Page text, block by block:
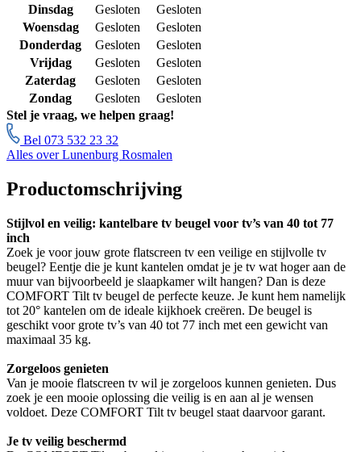
Dinsdag
Gesloten
Gesloten
Woensdag
Gesloten
Gesloten
Donderdag
Gesloten
Gesloten
Vrijdag
Gesloten
Gesloten
Zaterdag
Gesloten
Gesloten
Zondag
Gesloten
Gesloten
Stel je vraag, we helpen graag!
Bel 073 532 23 32
Alles over Lunenburg Rosmalen
Productomschrijving
Stijlvol en veilig: kantelbare tv beugel voor tv’s van 40 tot 77
inch
Zoek je voor jouw grote flatscreen tv een veilige en stijlvolle tv
beugel? Eentje die je kunt kantelen omdat je je tv wat hoger aan de
muur van bijvoorbeeld je slaapkamer wilt hangen? Dan is deze
COMFORT Tilt tv beugel de perfecte keuze. Je kunt hem namelijk
tot 20° kantelen om de ideale kijkhoek creëren. De beugel is
geschikt voor grote tv’s van 40 tot 77 inch met een gewicht van
maximaal 35 kg.
Zorgeloos genieten
Van je mooie flatscreen tv wil je zorgeloos kunnen genieten. Dus
zoek je een mooie oplossing die veilig is en aan al je wensen
voldoet. Deze COMFORT Tilt tv beugel staat daarvoor garant.
Je tv veilig beschermd